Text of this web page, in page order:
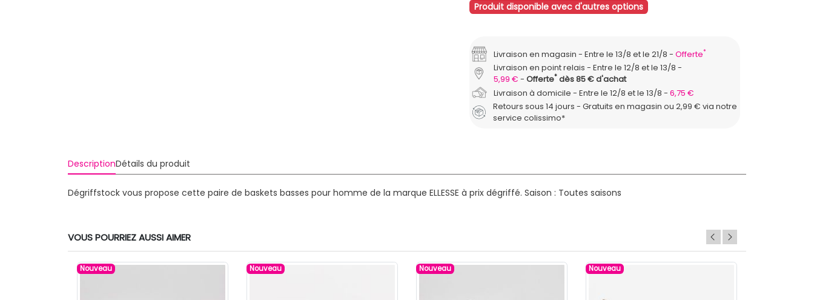
Produit disponible avec d'autres options
Livraison en magasin Entre le 13/8 et le 21/8 Offerte*
Livraison en point relais
Entre le 12/8 et le 13/8
5,99 €
Offerte*dès 85 € d'achat
Livraison à domicile
Entre le 12/8 et le 13/8
6,75 €
Retours sous 14 jours - Gratuits en magasin ou 2,99 € via notre
service colissimo*
DescriptionDétails du produit
Dégriffstock vous propose cette paire de baskets basses pour homme de la marque ELLESSE à prix dégriffé. Saison : Toutes saisons
VOUS POURRIEZ AUSSI AIMER
Nouveau Nouveau Nouveau Nouveau